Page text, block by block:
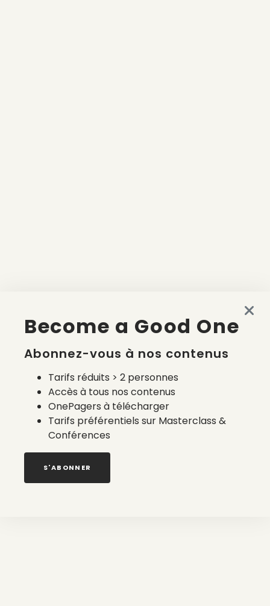
Become a Good One
Abonnez-vous à nos contenus
Tarifs réduits > 2 personnes
Accès à tous nos contenus
OnePagers à télécharger
Tarifs préférentiels sur Masterclass &
Conférences
S'ABONNER